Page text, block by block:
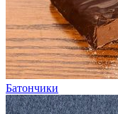
Батончики